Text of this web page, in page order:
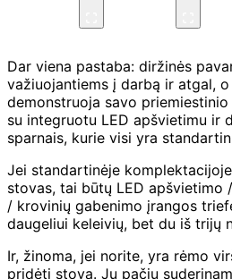
Dar viena pastaba: diržinės
važiuojantiems į darbą ir atgal, o
demonstruoja savo
su integruotu LED apšvietimu ir
sparnais, kurie visi yra
Jei standartinėje
stovas, tai būtų LED apšvietimo
/ krovinių gabenimo įrangos
daugeliui keleivių, bet du iš trijų
Ir, žinoma, jei norite, yra rėmo
pridėti stovą. Jų pačių